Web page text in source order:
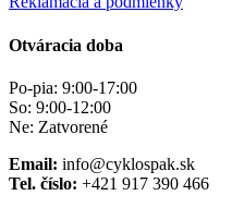
Otváracia doba
Po-pia: 9:00-17:00
So: 9:00-12:00
Ne: Zatvorené
Email: info@cyklospak.sk
Tel. číslo: +421 917 390 466